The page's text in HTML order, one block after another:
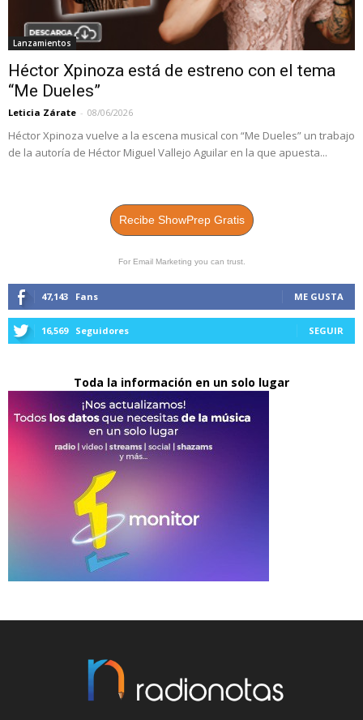
Lanzamientos
Héctor Xpinoza está de estreno con el tema
“Me Dueles”
Leticia Zárate - 08/06/2026
Héctor Xpinoza vuelve a la escena musical con “Me Dueles” un trabajo
de la autoría de Héctor Miguel Vallejo Aguilar en la que apuesta...
Recibe ShowPrep Gratis
For Email Marketing you can trust.
47,143 Fans ME GUSTA
16,569 Seguidores SEGUIR
Toda la información en un solo lugar